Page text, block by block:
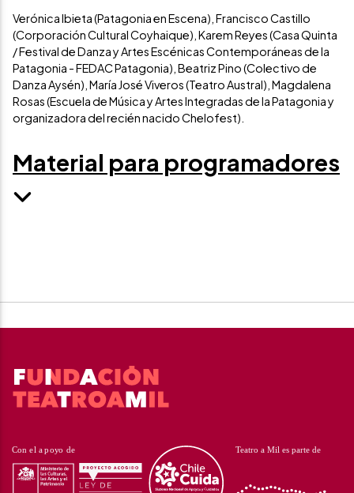
Verónica Ibieta (Patagonia en Escena), Francisco Castillo
(Corporación Cultural Coyhaique), Karem Reyes (Casa Quinta
/ Festival de Danza y Artes Escénicas Contemporáneas de la
Patagonia - FEDAC Patagonia), Beatriz Pino (Colectivo de
Danza Aysén), María José Viveros (Teatro Austral), Magdalena
Rosas (Escuela de Música y Artes Integradas de la Patagonia y
organizadora del recién nacido Chelofest).
Material para programadores